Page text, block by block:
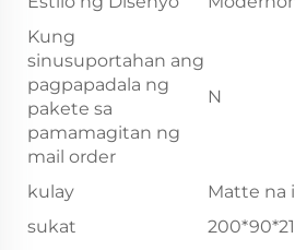
Kung
sinusuportahan ang
pagpapadala ng
pakete sa
pamamagitan ng
mail order
N
kulay
Matte na
sukat